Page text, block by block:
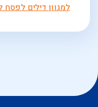
למגוון דילים לפסח